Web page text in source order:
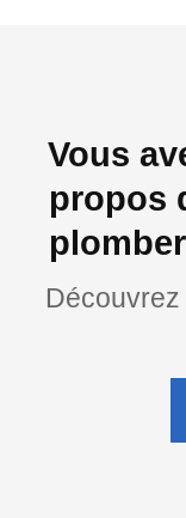
Vous
propos